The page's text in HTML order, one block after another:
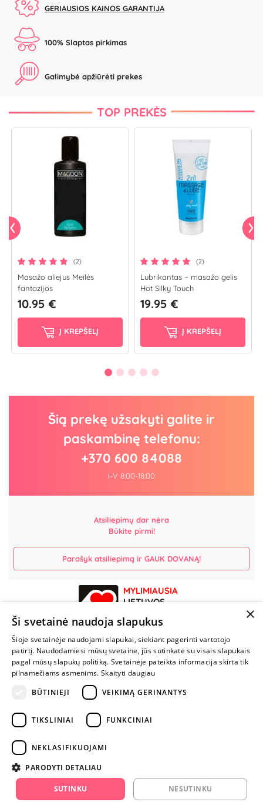
GERIAUSIOS KAINOS GARANTIJA
100% Slaptas pirkimas
Galimybė apžiūrėti prekes
TOP PREKĖS
(2)
Masažo aliejus Meilės
fantazijos
10.95 €
Į KREPŠELĮ
(2)
Lubrikantas – masažo gelis
Hot Silky Touch
19.95 €
Į KREPŠELĮ
Šią prekę užsakyti galite ir
paskambinę telefonu:
+370 600 84088
I-V 8:00-18:00
Atsiliepimų dar nėra
Būkite pirmi!
Parašyk atsiliepimą ir GAUK DOVANĄ!
MYLIMIAUSIA
LIETUVOS
PARDUOTUVĖ
NENUSTOK
ŽAISTI
+370 600 84088
info@fantazijos.lt
P. Lukšio g. 2, Vilnius ("Sigma" teritorija)
facebook.com/Fantazijos.lt
instagram.com/fantazijos.lt
×
Ši svetainė naudoja slapukus
Šioje svetainėje naudojami slapukai, siekiant pagerinti vartotojo
patirtį. Naudodamiesi mūsų svetaine, jūs sutinkate su visais slapukais
pagal mūsų slapukų politiką. Svetainėje pateikta informacija skirta tik
pilnamečiams asmenims. Skaityti daugiau
BŪTINIEJI
VEIKIMĄ GERINANTYS
TIKSLINIAI FUNKCINIAI
NEKLASIFIKUOJAMI
PARODYTI DETALIAU
SUTINKU NESUTINKU